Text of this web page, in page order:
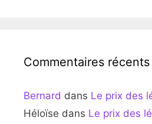
Commentaires récents
Bernard dans Le prix des
Héloïse dans Le prix des